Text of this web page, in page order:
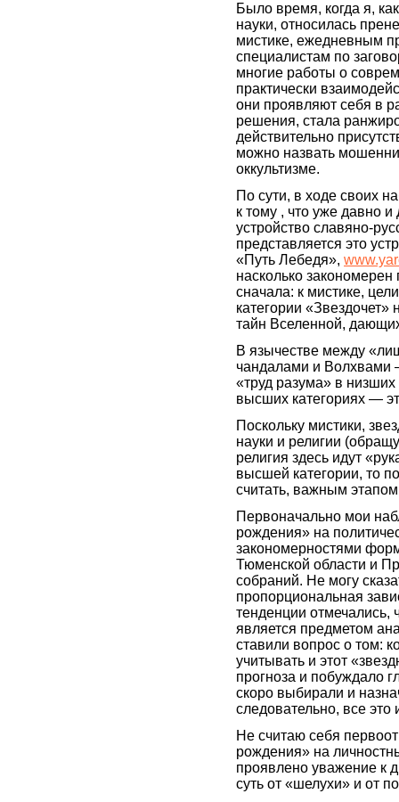
Было время, когда я,
науки, относилась
мистике, ежедневным
специалистам по
многие работы о
практически
они проявляют себя в
решения, стала
действительно
можно назвать
оккультизме.
По сути, в ходе своих
к тому , что уже давно
устройство славяно-
представляется это
«Путь Лебедя»,
насколько
сначала: к мистике,
категории
тайн Вселенной,
В язычестве между
чандалами и Волхвами
«труд разума» в
высших категориях —
Поскольку мистики,
науки и религии
религия здесь идут
высшей категории, то
считать, важным
Первоначально мои
рождения» на
закономерностями
Тюменской области и
собраний. Не могу
пропорциональная
тенденции отмечались,
является предметом
ставили вопрос о том:
учитывать и этот
прогноза и побуждало
скоро выбирали и
следовательно, все
Не считаю себя
рождения» на
проявлено уважение к
суть от «шелухи» и от